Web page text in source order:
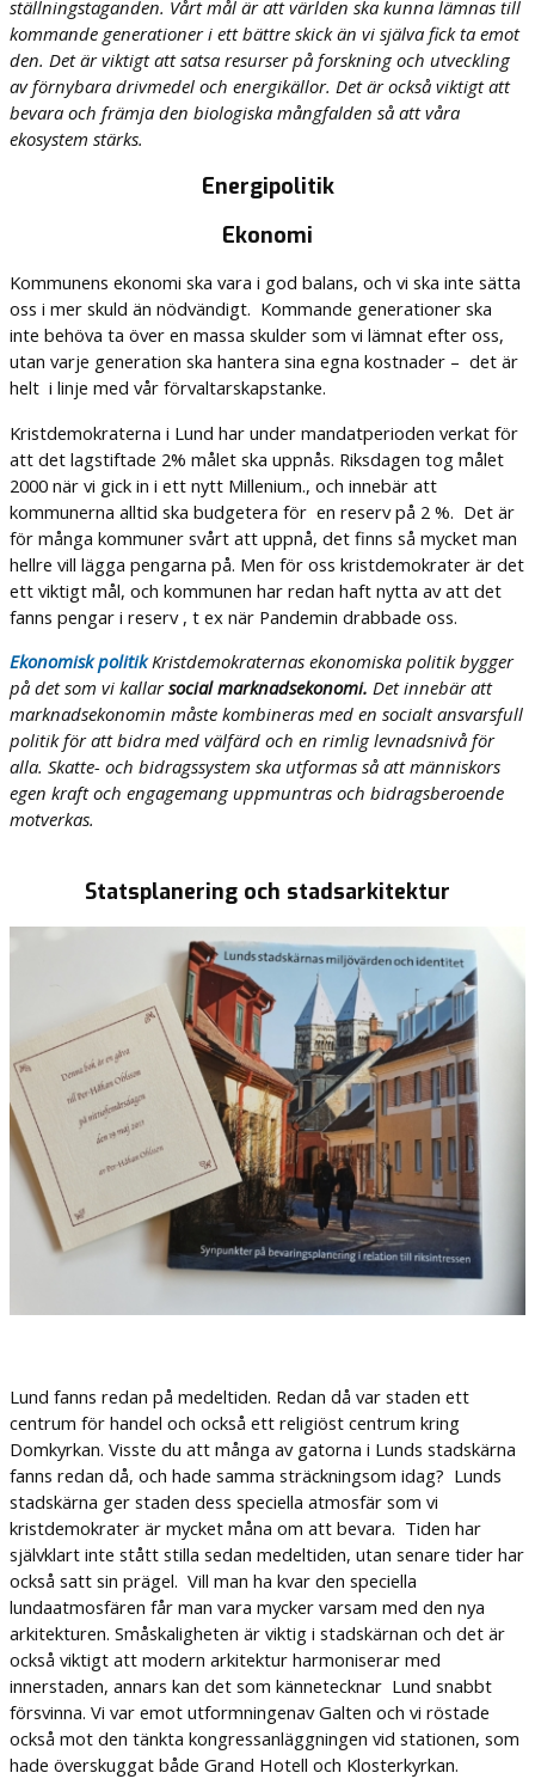
ställningstaganden. Vårt mål är att världen ska kunna lämnas till
kommande generationer i ett bättre skick än vi själva fick ta emot
den. Det är viktigt att satsa resurser på forskning och utveckling
av förnybara drivmedel och energikällor. Det är också viktigt att
bevara och främja den biologiska mångfalden så att våra
ekosystem stärks.
Energipolitik
Ekonomi
Kommunens ekonomi ska vara i god balans, och vi ska inte sätta
oss i mer skuld än nödvändigt. Kommande generationer ska
inte behöva ta över en massa skulder som vi lämnat efter oss,
utan varje generation ska hantera sina egna kostnader – det är
helt i linje med vår förvaltarskapstanke.
Kristdemokraterna i Lund har under mandatperioden verkat för
att det lagstiftade 2% målet ska uppnås. Riksdagen tog målet
2000 när vi gick in i ett nytt Millenium., och innebär att
kommunerna alltid ska budgetera för en reserv på 2 %. Det är
för många kommuner svårt att uppnå, det finns så mycket man
hellre vill lägga pengarna på. Men för oss kristdemokrater är det
ett viktigt mål, och kommunen har redan haft nytta av att det
fanns pengar i reserv , t ex när Pandemin drabbade oss.
Ekonomisk politikKristdemokraternas ekonomiska politik bygger
på det som vi kallarsocial marknadsekonomi. Det innebär att
marknadsekonomin måste kombineras med en socialt ansvarsfull
politik för att bidra med välfärd och en rimlig levnadsnivå för
alla. Skatte- och bidragssystem ska utformas så att människors
egen kraft och engagemang uppmuntras och bidragsberoende
motverkas.
Statsplanering och stadsarkitektur
Lund fanns redan på medeltiden. Redan då var staden ett
centrum för handel och också ett religiöst centrum kring
Domkyrkan. Visste du att många av gatorna i Lunds stadskärna
fanns redan då, och hade samma sträckningsom idag? Lunds
stadskärna ger staden dess speciella atmosfär som vi
kristdemokrater är mycket måna om att bevara. Tiden har
självklart inte stått stilla sedan medeltiden, utan senare tider har
också satt sin prägel. Vill man ha kvar den speciella
lundaatmosfären får man vara mycker varsam med den nya
arkitekturen. Småskaligheten är viktig i stadskärnan och det är
också viktigt att modern arkitektur harmoniserar med
innerstaden, annars kan det som kännetecknar Lund snabbt
försvinna. Vi var emot utformningenav Galten och vi röstade
också mot den tänkta kongressanläggningen vid stationen, som
hade överskuggat både Grand Hotell och Klosterkyrkan.